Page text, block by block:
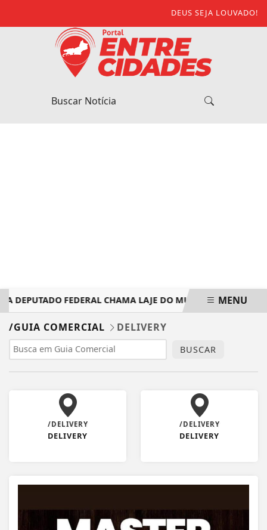
DEUS SEJA LOUVADO!
DEPUTADO FEDERAL CHAMA LAJE DO MURIAÉ DE
EM ALTA
MENU
/GUIA COMERCIAL DELIVERY
BUSCAR
/DELIVERY
DELIVERY
/DELIVERY
DELIVERY